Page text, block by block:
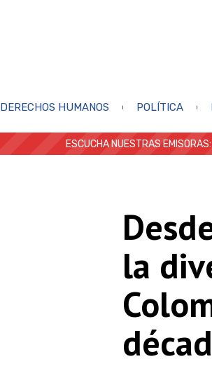
DERECHOS HUMANOS POLÍTICA
ESCUCHA NUESTRAS EMISORAS:
la